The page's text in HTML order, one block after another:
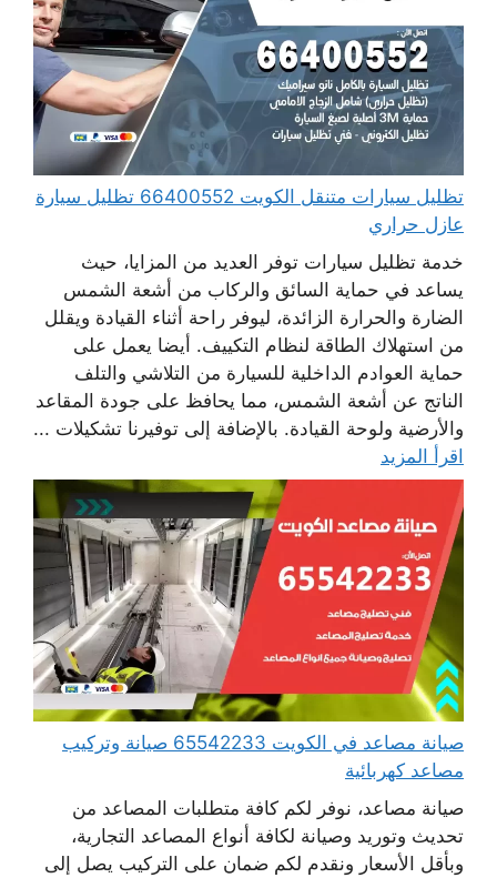
تظليل سيارات متنقل الكويت 66400552 تظليل سيارة
عازل حراري
خدمة تظليل سيارات توفر العديد من المزايا، حيث
يساعد في حماية السائق والركاب من أشعة الشمس
الضارة والحرارة الزائدة، ليوفر راحة أثناء القيادة ويقلل
من استهلاك الطاقة لنظام التكييف. أيضا يعمل على
حماية العوادم الداخلية للسيارة من التلاشي والتلف
الناتج عن أشعة الشمس، مما يحافظ على جودة المقاعد
والأرضية ولوحة القيادة. بالإضافة إلى توفيرنا تشكيلات ...
اقرأ المزيد
صيانة مصاعد في الكويت 65542233 صيانة وتركيب
مصاعد كهربائية
صيانة مصاعد، نوفر لكم كافة متطلبات المصاعد من
تحديث وتوريد وصيانة لكافة أنواع المصاعد التجارية،
وبأقل الأسعار ونقدم لكم ضمان على التركيب يصل إلى